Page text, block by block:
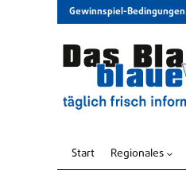
Gewinnspiel-Bedingungen
Start Regionales 3